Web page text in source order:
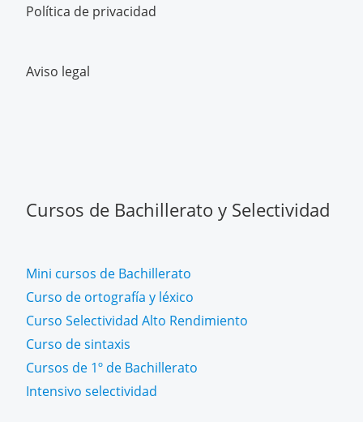
Política de privacidad
Aviso legal
Cursos de Bachillerato y Selectividad
Mini cursos de Bachillerato
Curso de ortografía y léxico
Curso Selectividad Alto Rendimiento
Curso de sintaxis
Cursos de 1º de Bachillerato
Intensivo selectividad